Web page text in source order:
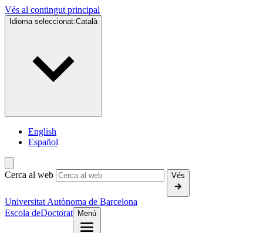
Vés al contingut principal
Idioma seleccionat:Català
English
Español
Cerca al web Vés
Universitat Autònoma de Barcelona
Escola deDoctorat Menú